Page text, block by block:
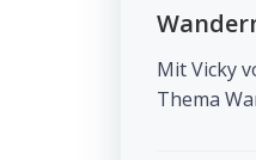
Mit Vicky
Thema